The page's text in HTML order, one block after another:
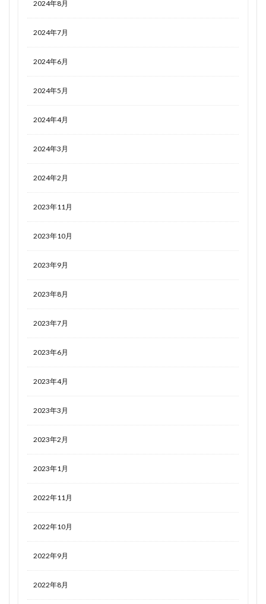
2024年8月
2024年7月
2024年6月
2024年5月
2024年4月
2024年3月
2024年2月
2023年11月
2023年10月
2023年9月
2023年8月
2023年7月
2023年6月
2023年4月
2023年3月
2023年2月
2023年1月
2022年11月
2022年10月
2022年9月
2022年8月